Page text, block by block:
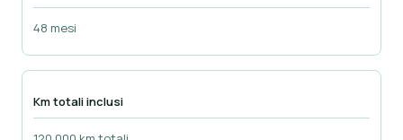
48 mesi
Km totali inclusi